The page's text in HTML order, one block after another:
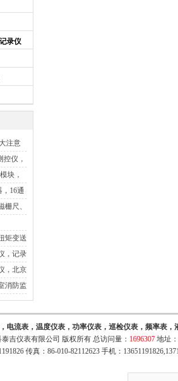
录仪
注意
仪，
块，
，16通
尺、
显仪
矩变送
，记录
置，北京
消防监
电流表，温度仪表，功率仪表，巡检仪表，频率表
吉仪表有限公司 版权所有 总访问量： 1696307 地址
传真：86-010-82112623 手机：